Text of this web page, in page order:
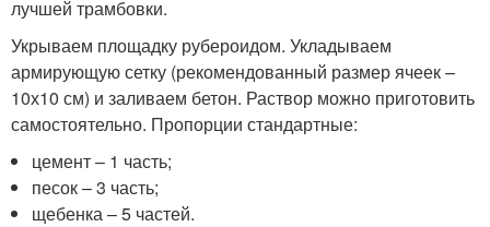
лучшей трамбовки.
Укрываем площадку рубероидом. Укладываем
армирующую сетку (рекомендованный размер ячеек –
10х10 см) и заливаем бетон. Раствор можно приготовить
самостоятельно. Пропорции стандартные:
цемент – 1 часть;
песок – 3 часть;
щебенка – 5 частей.